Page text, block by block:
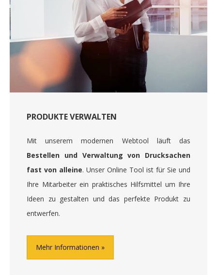
PRODUKTE VERWALTEN
Mit unserem modernen Webtool läuft das
Bestellen und Verwaltung von Drucksachen
fast von alleine. Unser Online Tool ist für Sie und
Ihre Mitarbeiter ein praktisches Hilfsmittel um Ihre
Ideen zu gestalten und das perfekte Produkt zu
entwerfen.
Mehr Informationen